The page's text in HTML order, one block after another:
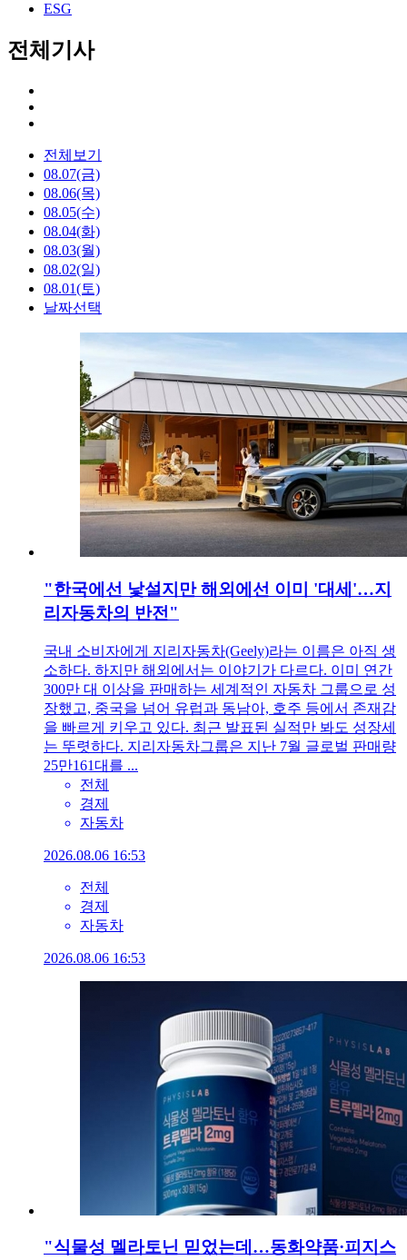
ESG
전체기사
전체보기
08.07(금)
08.06(목)
08.05(수)
08.04(화)
08.03(월)
08.02(일)
08.01(토)
날짜선택
"한국에선 낯설지만 해외에선 이미 '대세'…지
리자동차의 반전"
국내 소비자에게 지리자동차(Geely)라는 이름은 아직 생
소하다. 하지만 해외에서는 이야기가 다르다. 이미 연간
300만 대 이상을 판매하는 세계적인 자동차 그룹으로 성
장했고, 중국을 넘어 유럽과 동남아, 호주 등에서 존재감
을 빠르게 키우고 있다. 최근 발표된 실적만 봐도 성장세
는 뚜렷하다. 지리자동차그룹은 지난 7월 글로벌 판매량
25만161대를 ...
전체
경제
자동차
2026.08.06 16:53
전체
경제
자동차
2026.08.06 16:53
"식물성 멜라토닌 믿었는데…동화약품·피지스